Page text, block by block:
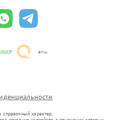
характер.